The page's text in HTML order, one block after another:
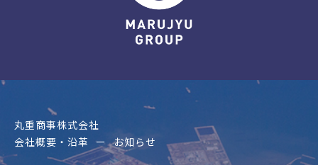
丸重商事株式会社
会社概要・沿革
お知らせ